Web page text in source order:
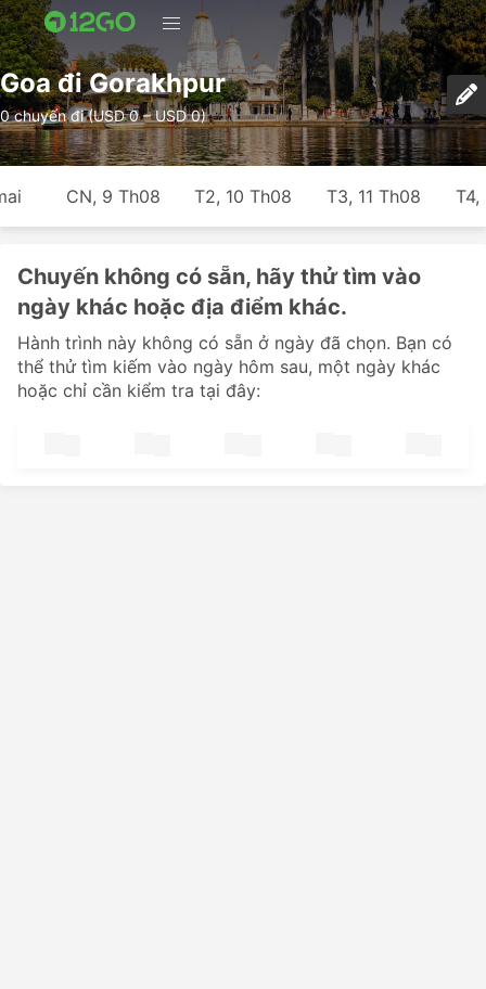
Goa đi Gorakhpur
0 chuyến đi (USD 0 – USD 0)
CN, 9 Th08 T2, 10 Th08 T3, 11 Th08 T4,
Chuyến không có sẵn, hãy thử tìm vào
ngày khác hoặc địa điểm khác.
Hành trình này không có sẵn ở ngày đã chọn. Bạn có
thể thử tìm kiếm vào ngày hôm sau, một ngày khác
hoặc chỉ cần kiểm tra tại đây: